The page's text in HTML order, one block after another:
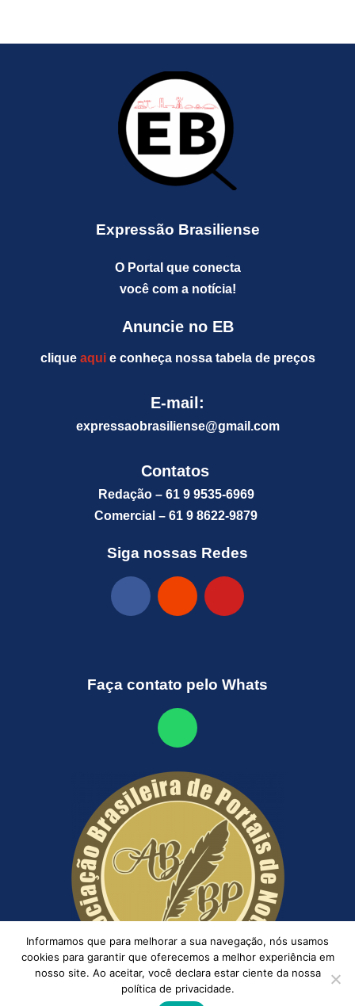
Expressão Brasiliense
O Portal que conecta
você com a notícia!
Anuncie no EB
clique aquie conheça nossa tabela de preços
E-mail:
expressaobrasiliense@gmail.com
Contatos
Redação – 61 9 9535-6969
Comercial – 61 9 8622-9879
Siga nossas Redes
Faça contato pelo Whats
Informamos que para melhorar a sua navegação, nós usamos
cookies para garantir que oferecemos a melhor experiência em
nosso site. Ao aceitar, você declara estar ciente da nossa
política de privacidade.